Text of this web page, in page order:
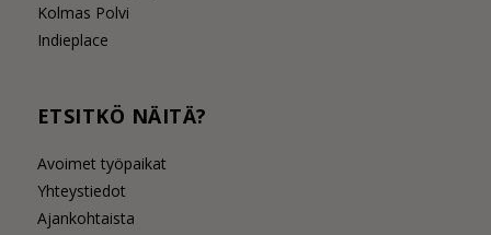
Kolmas Polvi
Indieplace
ETSITKÖ NÄITÄ?
Avoimet työpaikat
Yhteystiedot
Ajankohtaista